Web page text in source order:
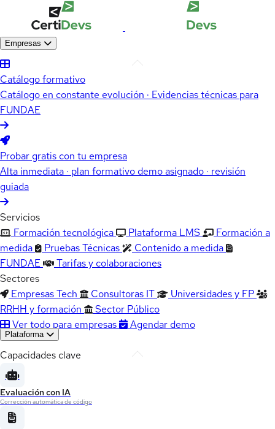
Empresas
Catálogo formativo
Catálogo en constante evolución · Evidencias técnicas para
FUNDAE
Probar gratis con tu empresa
Alta inmediata · plan formativo demo asignado · revisión
guiada
Servicios
Formación tecnológica
Plataforma LMS
Formación a
medida
Pruebas Técnicas
Contenido a medida
FUNDAE
Tarifas y colaboraciones
Sectores
Empresas Tech
Consultoras IT
Universidades y FP
RRHH y formación
Sector Público
Ver todo para empresas
Agendar demo
Plataforma
Capacidades clave
Evaluación con IA
Corrección automática de código